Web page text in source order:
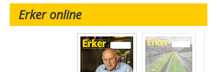
Erker online